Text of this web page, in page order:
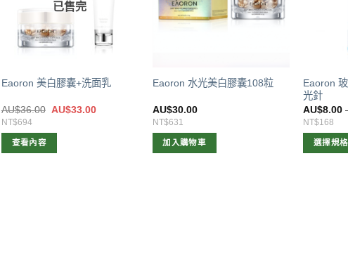
已售完
Eaoron 美白膠囊+洗面乳
AU$36.00 原
AU$33.00目
NT$694
查看內容
Eaoron 水光美白膠囊108粒
AU$30.00
NT$631
加入購物車
Eaoron
光針
AU$8.00
NT$168
選擇規格